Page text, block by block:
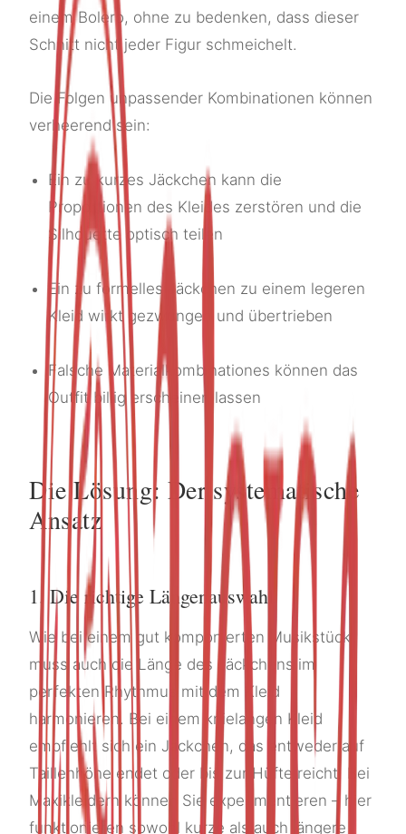
einem Bolero, ohne zu bedenken, dass dieser
Schnitt nicht jeder Figur schmeichelt.
Die Folgen unpassender Kombinationen können
verheerend sein:
Ein zu kurzes Jäckchen kann die
Proportionen des Kleides zerstören und die
Silhouette optisch teilen
Ein zu formelles Jäckchen zu einem legeren
Kleid wirkt gezwungen und übertrieben
Falsche Materialkombinationes können das
Outfit billig erscheinen lassen
Die Lösung: Der systematische
Ansatz
1. Die richtige Längenauswahl
Wie bei einem gut komponierten Musikstück
muss auch die Länge des Jäckchens im
perfekten Rhythmus mit dem Kleid
harmonieren. Bei einem knielangen Kleid
empfiehlt sich ein Jäckchen, das entweder auf
Taillenhöhe endet oder bis zur Hüfte reicht. Bei
Maxikleidern können Sie experimentieren – hier
funktionieren sowohl kurze als auch längere